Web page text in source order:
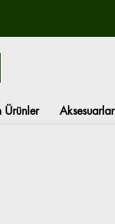
Ürünler Aksesuarlar